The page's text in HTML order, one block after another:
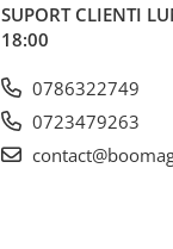
SUPORT CLIENTI
18:00
0786322749
0723479263